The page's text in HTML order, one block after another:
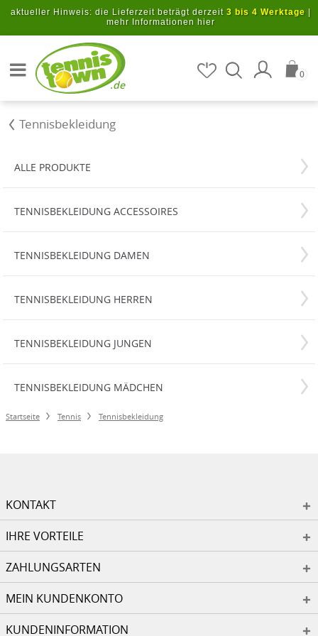
Zum Hauptinhalt springen
aktueller Hinweis: die Lieferzeit beträgt derzeit 3 bis 4 Werktage
mehr Informationen hier
.de
0
Tennisbekleidung
ALLE PRODUKTE
TENNISBEKLEIDUNG ACCESSOIRES
TENNISBEKLEIDUNG DAMEN
TENNISBEKLEIDUNG HERREN
TENNISBEKLEIDUNG JUNGEN
TENNISBEKLEIDUNG MÄDCHEN
Startseite Tennis Tennisbekleidung
KONTAKT
IHRE VORTEILE
ZAHLUNGSARTEN
MEIN KUNDENKONTO
KUNDENINFORMATION